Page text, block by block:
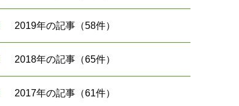
2019年の記事（58件）
2018年の記事（65件）
2017年の記事（61件）